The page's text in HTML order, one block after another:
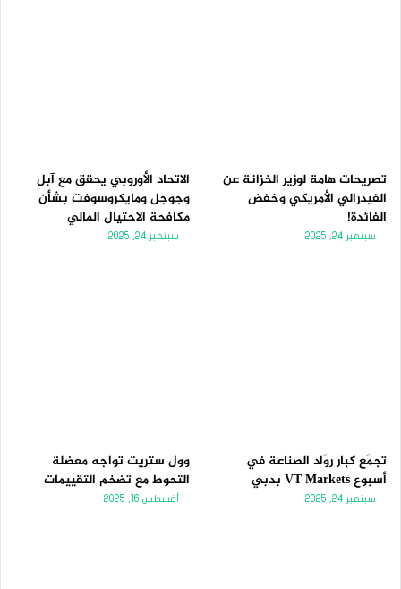
تصريحات هامة لوزير الخزانة عن
الفيدرالي الأمريكي وخفض
الفائدة!
سبتمبر 24, 2025
الاتحاد الأوروبي يحقق مع آبل
وجوجل ومايكروسوفت بشأن
مكافحة الاحتيال المالي
سبتمبر 24, 2025
تجمّع كبار روّاد الصناعة في
أسبوع VT Markets بدبي
سبتمبر 24, 2025
وول ستريت تواجه معضلة
التحوط مع تضخم التقييمات
أغسطس 16, 2025